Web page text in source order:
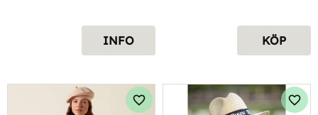
INFO KÖP
Lägg till i favoriter